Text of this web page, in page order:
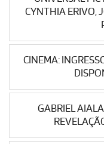
CYNTHIA ERIVO,
CINEMA:
GABRIEL